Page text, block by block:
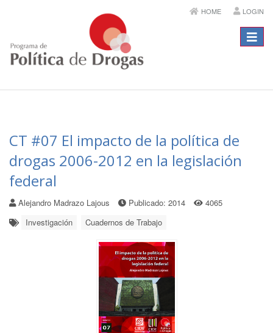
HOME LOGIN
Menú
CT #07 El impacto de la política de
drogas 2006-2012 en la legislación
federal
Alejandro Madrazo Lajous Publicado: 2014
4065
Investigación
Cuadernos de Trabajo